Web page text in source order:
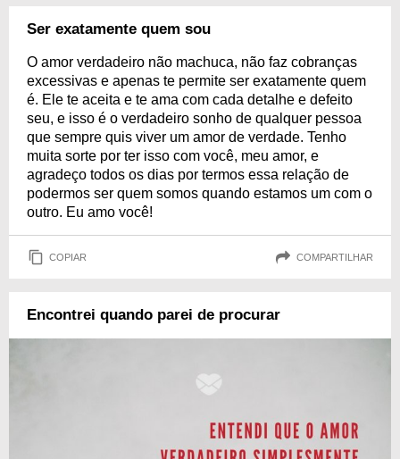
Ser exatamente quem sou
O amor verdadeiro não machuca, não faz cobranças
excessivas e apenas te permite ser exatamente quem
é. Ele te aceita e te ama com cada detalhe e defeito
seu, e isso é o verdadeiro sonho de qualquer pessoa
que sempre quis viver um amor de verdade. Tenho
muita sorte por ter isso com você, meu amor, e
agradeço todos os dias por termos essa relação de
podermos ser quem somos quando estamos um com o
outro. Eu amo você!
COPIAR COMPARTILHAR
Encontrei quando parei de procurar